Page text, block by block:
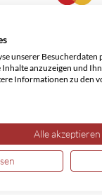
unserer Besucherdaten
anzuzeigen und
Informationen zu den
Alle akzeptieren